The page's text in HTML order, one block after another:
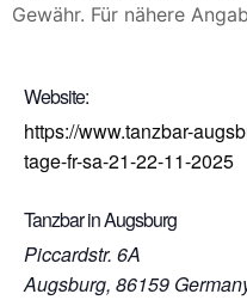
Gewähr. Für nähere
Website:
https://www.tanzbar-
tage-fr-sa-21-22-11-2025
Tanzbar in Augsburg
Piccardstr. 6A
Augsburg, 86159